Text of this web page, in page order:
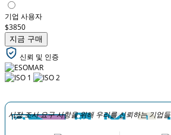
기업 사용자
$3850
지금 구매
신뢰 및 인증
시장 조사 요구 사항을 위해 우리를 신뢰하는 기업들